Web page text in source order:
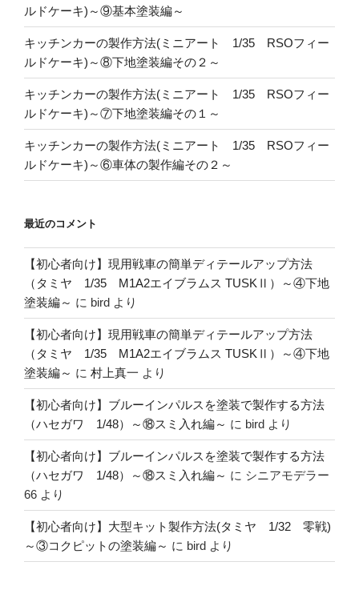
ルドケーキ)～⑨基本塗装編～
キッチンカーの製作方法(ミニアート 1/35 RSOフィー
ルドケーキ)～⑧下地塗装編その２～
キッチンカーの製作方法(ミニアート 1/35 RSOフィー
ルドケーキ)～⑦下地塗装編その１～
キッチンカーの製作方法(ミニアート 1/35 RSOフィー
ルドケーキ)～⑥車体の製作編その２～
最近のコメント
【初心者向け】現用戦車の簡単ディテールアップ方法
（タミヤ 1/35 M1A2エイブラムス TUSKⅡ）～④下地
塗装編～ に bird より
【初心者向け】現用戦車の簡単ディテールアップ方法
（タミヤ 1/35 M1A2エイブラムス TUSKⅡ）～④下地
塗装編～ に 村上真一 より
【初心者向け】ブルーインパルスを塗装で製作する方法
（ハセガワ 1/48）～⑱スミ入れ編～ に bird より
【初心者向け】ブルーインパルスを塗装で製作する方法
（ハセガワ 1/48）～⑱スミ入れ編～ に シニアモデラー
66 より
【初心者向け】大型キット製作方法(タミヤ 1/32 零戦)
～③コクピットの塗装編～ に bird より